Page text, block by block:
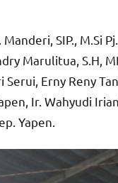
SIP., M.Si
Marulitua, S.H,
Erny Reny
Ir. Wahyudi
Yapen.